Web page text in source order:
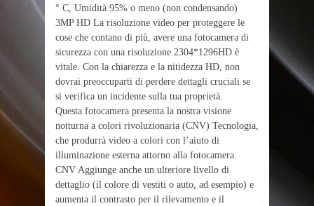
° C, Umidità 95% o meno (non condensando)
3MP HD La risoluzione video per proteggere le
cose che contano di più, avere una fotocamera di
sicurezza con una risoluzione 2304*1296HD è
vitale. Con la chiarezza e la nitidezza HD, non
dovrai preoccuparti di perdere dettagli cruciali se
si verifica un incidente sulla tua proprietà.
Questa fotocamera presenta la nostra visione
notturna a colori rivoluzionaria (CNV) Tecnologia,
che produrrà video a colori con l’aiuto di
illuminazione esterna attorno alla fotocamera.
CNV Aggiunge anche un ulteriore livello di
dettaglio (il colore di vestiti o auto, ad esempio) e
aumenta il contrasto per il rilevamento e il